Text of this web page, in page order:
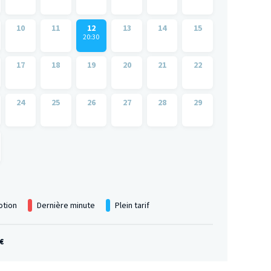
10 11 12
20:30
13 14 15
17 18 19 20 21 22
24 25 26 27 28 29
Dernière minute Plein tarif